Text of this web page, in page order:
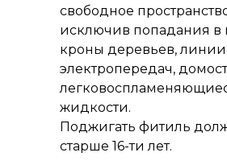
свободное
исключив попадания в
кроны деревьев, линии
электропередач,
жидкости.
Поджигать фитиль
старше 16-ти лет.